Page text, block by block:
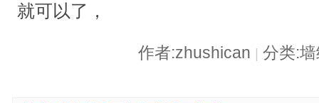
就可以了，
作者:zhushican 分类: